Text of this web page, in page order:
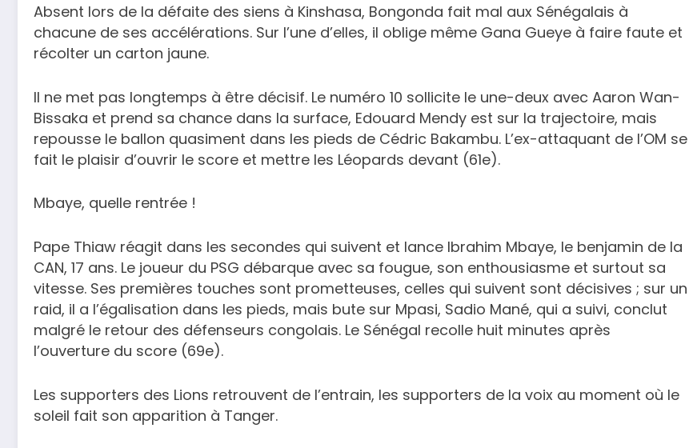
Absent lors de la défaite des siens à Kinshasa, Bongonda fait mal aux Sénégalais à
chacune de ses accélérations. Sur l’une d’elles, il oblige même Gana Gueye à faire faute et
récolter un carton jaune.
Il ne met pas longtemps à être décisif. Le numéro 10 sollicite le une-deux avec Aaron Wan-
Bissaka et prend sa chance dans la surface, Edouard Mendy est sur la trajectoire, mais
repousse le ballon quasiment dans les pieds de Cédric Bakambu. L’ex-attaquant de l’OM se
fait le plaisir d’ouvrir le score et mettre les Léopards devant (61e).
Mbaye, quelle rentrée !
Pape Thiaw réagit dans les secondes qui suivent et lance Ibrahim Mbaye, le benjamin de la
CAN, 17 ans. Le joueur du PSG débarque avec sa fougue, son enthousiasme et surtout sa
vitesse. Ses premières touches sont prometteuses, celles qui suivent sont décisives ; sur un
raid, il a l’égalisation dans les pieds, mais bute sur Mpasi, Sadio Mané, qui a suivi, conclut
malgré le retour des défenseurs congolais. Le Sénégal recolle huit minutes après
l’ouverture du score (69e).
Les supporters des Lions retrouvent de l’entrain, les supporters de la voix au moment où le
soleil fait son apparition à Tanger.